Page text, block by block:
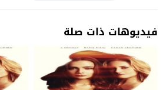
فيديوهات ذات صلة